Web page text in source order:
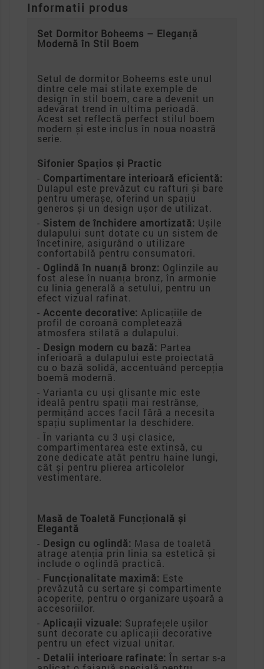
Informatii produs
Set Dormitor Boheems – Eleganță
Modernă în Stil Boem
Setul de dormitor Boheems este unul
dintre cele mai stilate exemple de
design în stil boem, care a devenit un
adevărat trend în ultima perioadă.
Acest set reflectă perfect stilul boem
modern și este inclus în noua noastră
serie.
Sifonier Spațios și Practic
- Compartimentare interioară eficientă:
Dulapul este prevăzut cu rafturi și bare
pentru umerașe, oferind un spațiu
generos și un design ușor de utilizat.
- Sistem de închidere amortizată: Ușile
dulapului sunt dotate cu un sistem de
încetinire, asigurând o utilizare
confortabilă pentru consumatori.
- Oglindă în nuanță bronz: Oglinzile au
fost alese în nuanța bronz, în armonie
cu linia generală a setului, pentru un
efect vizual rafinat.
- Accente decorative: Aplicațiile de
profil de coroană completează
atmosfera stilată a dulapului.
- Design modern cu bază: Partea
inferioară a dulapului este proiectată
cu o bază solidă, accentuând percepția
boemă modernă.
- Varianta cu uși glisante mic este
ideală pentru spații mai restrânse,
permițând acces facil fără a necesita
spațiu suplimentar la deschidere.
- În varianta cu 3 uși clasice,
compartimentarea este extinsă, cu
zone dedicate atât pentru haine lungi,
cât și pentru plierea articolelor
vestimentare.
Masă de Toaletă Funcțională și
Elegantă
- Design cu oglindă: Masa de toaletă
atrage atenția prin linia sa estetică și
include o oglindă practică.
- Funcționalitate maximă: Este
prevăzută cu sertare și compartimente
acoperite, pentru o organizare ușoară a
accesoriilor.
- Aplicații vizuale: Suprafețele ușilor
sunt decorate cu aplicații decorative
pentru un efect vizual unitar.
- Detalii interioare rafinate: În sertar s-a